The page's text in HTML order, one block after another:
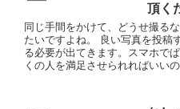
頂く
同じ手間をかけて、どうせ撮る
たいですよね。 良い写真を投稿
る必要が出てきます。スマホで
くの人を満足させられればいい